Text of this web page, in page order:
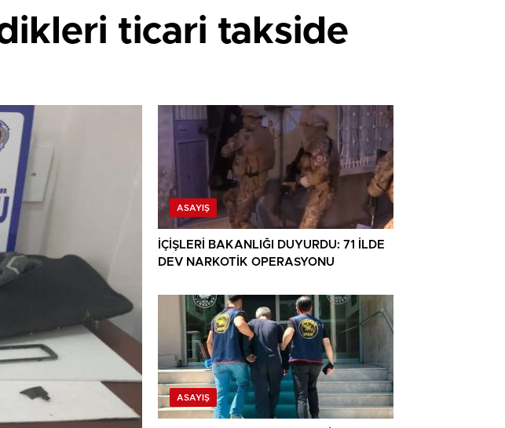
ticari takside
ASAYIŞ
İÇİŞLERİ BAKANLIĞI DUYURDU: 71 İLDE
DEV NARKOTİK OPERASYONU
ASAYIŞ